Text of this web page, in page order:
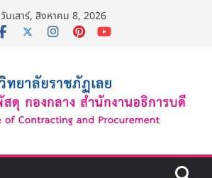
วันเสาร์, สิงหาคม 8, 2026